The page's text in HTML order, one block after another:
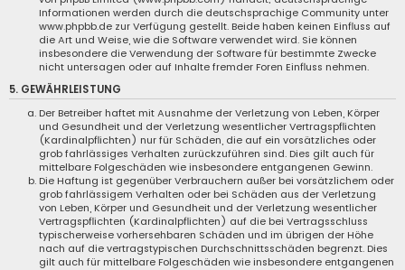
Informationen werden durch die deutschsprachige Community unter
www.phpbb.de zur Verfügung gestellt. Beide haben keinen Einfluss auf
die Art und Weise, wie die Software verwendet wird. Sie können
insbesondere die Verwendung der Software für bestimmte Zwecke
nicht untersagen oder auf Inhalte fremder Foren Einfluss nehmen.
5. GEWÄHRLEISTUNG
Der Betreiber haftet mit Ausnahme der Verletzung von Leben, Körper
und Gesundheit und der Verletzung wesentlicher Vertragspflichten
(Kardinalpflichten) nur für Schäden, die auf ein vorsätzliches oder
grob fahrlässiges Verhalten zurückzuführen sind. Dies gilt auch für
mittelbare Folgeschäden wie insbesondere entgangenen Gewinn.
Die Haftung ist gegenüber Verbrauchern außer bei vorsätzlichem oder
grob fahrlässigem Verhalten oder bei Schäden aus der Verletzung
von Leben, Körper und Gesundheit und der Verletzung wesentlicher
Vertragspflichten (Kardinalpflichten) auf die bei Vertragsschluss
typischerweise vorhersehbaren Schäden und im übrigen der Höhe
nach auf die vertragstypischen Durchschnittsschäden begrenzt. Dies
gilt auch für mittelbare Folgeschäden wie insbesondere entgangenen